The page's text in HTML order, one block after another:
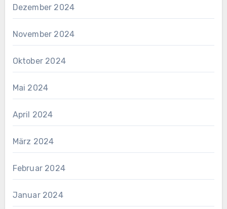
Dezember 2024
November 2024
Oktober 2024
Mai 2024
April 2024
März 2024
Februar 2024
Januar 2024